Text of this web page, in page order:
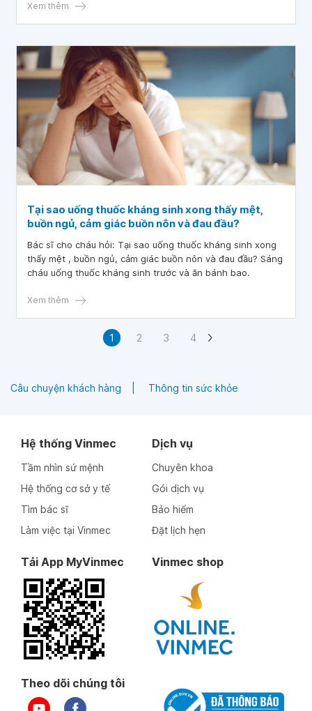
Xem thêm
Tại sao uống thuốc kháng sinh xong thấy mệt,
buồn ngủ, cảm giác buồn nôn và đau đầu?
Bác sĩ cho cháu hỏi: Tại sao uống thuốc kháng sinh xong
thấy mệt , buồn ngủ, cảm giác buồn nôn và đau đầu? Sáng
cháu uống thuốc kháng sinh trước và ăn bánh bao.
Xem thêm
1 2 3 4
Câu chuyện khách hàng Thông tin sức khỏe
Hệ thống Vinmec
Tầm nhìn sứ mệnh
Hệ thống cơ sở y tế
Tìm bác sĩ
Làm việc tại Vinmec
Dịch vụ
Chuyên khoa
Gói dịch vụ
Bảo hiểm
Đặt lịch hẹn
Tải App MyVinmec Vinmec shop
Theo dõi chúng tôi